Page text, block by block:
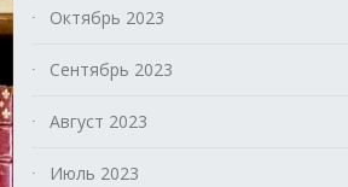
Октябрь 2023
Сентябрь 2023
Август 2023
Июль 2023